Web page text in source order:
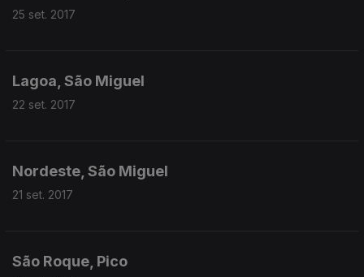
25 set. 2017
Lagoa, São Miguel
22 set. 2017
Nordeste, São Miguel
21 set. 2017
São Roque, Pico